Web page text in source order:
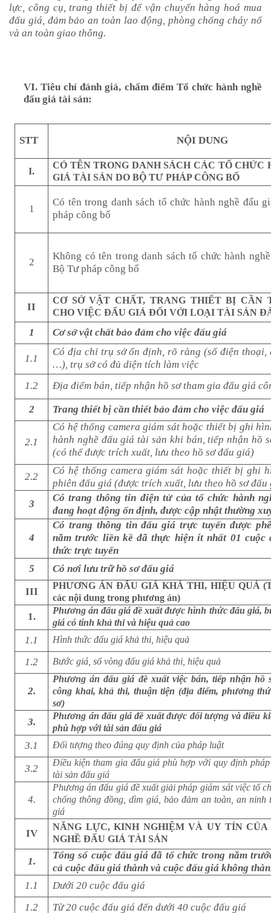
lực, công cụ, trang thiết bị để vận chuyển hàng hoá mua
đấu giá, đảm bảo an toàn lao động, phòng chống cháy nổ
và an toàn giao thông.
VI.Tiêu chíđánh giá, chấm điểm Tổ chức hành nghề
đấu giá tài sản:
STT NỘI DUNG
I.
CÓ TÊN TRONG DANH SÁCH CÁC TỔ CHỨC
GIÁ TÀI SẢN DO BỘ TƯ PHÁP CÔNG BỐ
1
Có tên trong danh sách tổ chức hành nghề đấu
pháp công bố
2
Không có tên trong danh sách tổ chức hành
Bộ Tư pháp công bố
II
CƠ SỞ VẬT CHẤT, TRANG THIẾT BỊ CẦN
CHO VIỆC ĐẤU GIÁ ĐỐI VỚI LOẠI TÀI SẢN
1 Cơ sở vật chất bảo đảm cho việc đấu giá
1.1
Có địa chỉ trụ sở ổn định, rõ ràng (số điện thoại,
…), trụ sở có đủ diện tích làm việc
1.2
Địa điểm bán, tiếp nhận hồ sơ tham gia đấu giá
2 Trang thiết bị cần thiết bảo đảm cho việc đấu giá
2.1
Có hệ thống camera giám sát hoặc thiết bị ghi
hành nghề đấu giá tài sản khi bán, tiếp nhận hồ
(có thể được trích xuất, lưu theo hồ sơ đấu giá)
2.2
Có hệ thống camera giám sát hoặc thiết bị ghi
phiên đấu giá (được trích xuất, lưu theo hồ sơ đấu
3
Có trang thông tin điện tử của tổ chức hành
đang hoạt động ổn định, được cập nhật thường
4
Có trang thông tin đấu giá trực tuyến được
năm trước liền kề đã thực hiện ít nhất 01 cuộc
thức trực tuyến
5
Có nơi lưu trữ hồ sơ đấu giá
III
PHƯƠNG ÁN ĐẤU GIÁ KHẢ THI, HIỆU QUẢ
các nội dung trong phương án)
1.
Phương án đấu giá đề xuất được hình thức đấu giá,
giá có tính khả thi và hiệu quả cao
1.1 Hình thức đấu giá khả thi, hiệu quả
1.2 Bước giá, số vòng đấu giá khả thi, hiệu quả
2.
Phương án đấu giá đề xuất việc bán, tiếp nhận hồ
công khai, khả thi, thuận tiện (địa điểm, phương
sơ)
3.
Phương án đấu giá đề xuất được đối tượng và điều
phù hợp với tài sản đấu giá
3.1 Đối tượng theo đúng quy định của pháp luật
3.2
Điều kiện tham gia đấu giá phù hợp với quy định
tài sản đấu giá
4.
Phương án đấu giá đề xuất giải pháp giám sát việc tổ
chống thông đồng, dìm giá, bảo đảm an toàn, an ninh
giá
IV
NĂNG LỰC, KINH NGHIỆM VÀ UY TÍN CỦA
NGHỀ ĐẤU GIÁ TÀI SẢN
1.
Tổng số cuộc đấu giá đã tổ chức trong năm
cả cuộc đấu giá thành và cuộc đấu giá không
1.1
Dưới 20 cuộc đấu giá
1.2
Từ 20 cuộc đấu giá đến dưới 40 cuộc đấu giá